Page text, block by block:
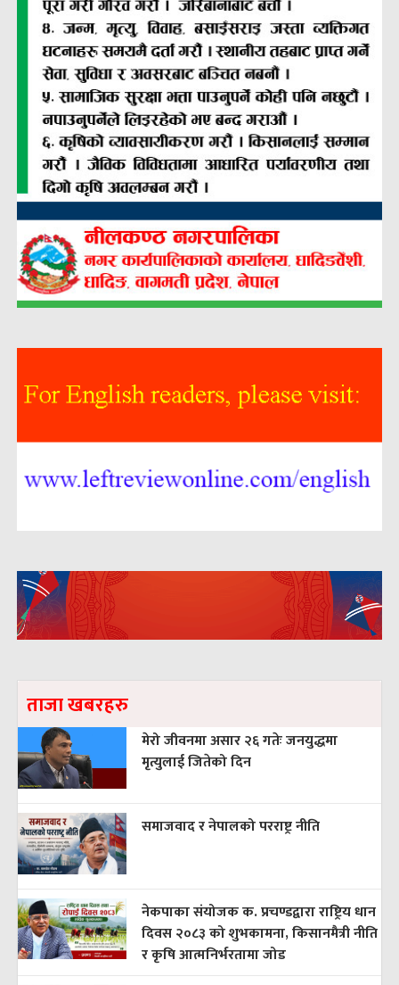
ताजा खबरहरु
मेरो जीवनमा असार २६ गतेः जनयुद्धमा
मृत्युलाई जितेको दिन
समाजवाद र नेपालको परराष्ट्र नीति
नेकपाका संयोजक क. प्रचण्डद्वारा राष्ट्रिय धान
दिवस २०८३ को शुभकामना, किसानमैत्री नीति
र कृषि आत्मनिर्भरतामा जोड